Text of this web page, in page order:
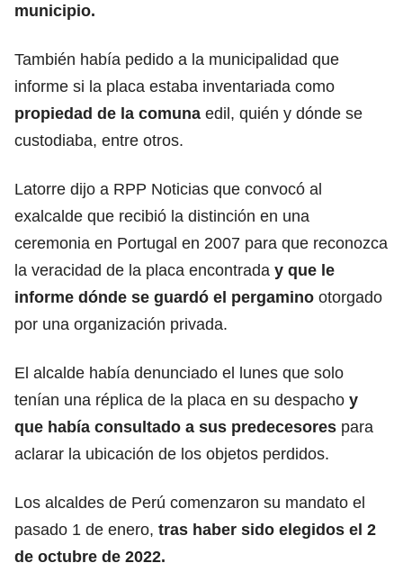
municipio.
También había pedido a la municipalidad que
informe si la placa estaba inventariada como
propiedad de la comuna edil, quién y dónde se
custodiaba, entre otros.
Latorre dijo a RPP Noticias que convocó al
exalcalde que recibió la distinción en una
ceremonia en Portugal en 2007 para que reconozca
la veracidad de la placa encontrada y que le
informe dónde se guardó el pergamino otorgado
por una organización privada.
El alcalde había denunciado el lunes que solo
tenían una réplica de la placa en su despacho y
que había consultado a sus predecesores para
aclarar la ubicación de los objetos perdidos.
Los alcaldes de Perú comenzaron su mandato el
pasado 1 de enero, tras haber sido elegidos el 2
de octubre de 2022.